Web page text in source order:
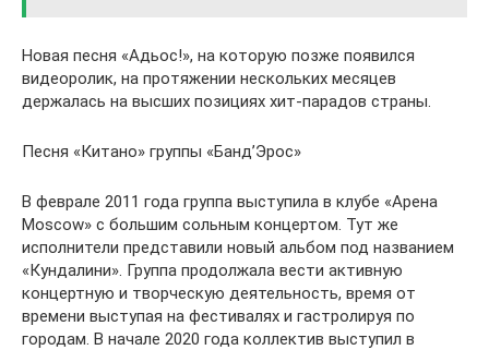
Новая песня «Адьос!», на которую позже появился
видеоролик, на протяжении нескольких месяцев
держалась на высших позициях хит-парадов страны.
Песня «Китано» группы «Банд’Эрос»
В феврале 2011 года группа выступила в клубе «Арена
Moscow» с большим сольным концертом. Тут же
исполнители представили новый альбом под названием
«Кундалини». Группа продолжала вести активную
концертную и творческую деятельность, время от
времени выступая на фестивалях и гастролируя по
городам. В начале 2020 года коллектив выступил в